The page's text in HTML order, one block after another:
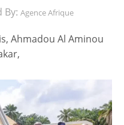
By: Agence Afrique
Ahmadou Al Aminou